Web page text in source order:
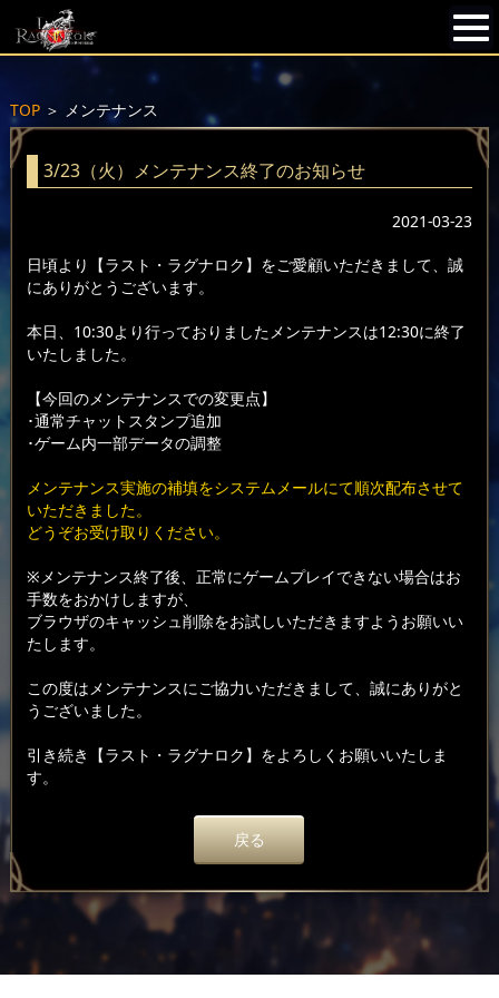
TOP＞ メンテナンス
3/23（火）メンテナンス終了のお知らせ
2021-03-23
日頃より【ラスト・ラグナロク】をご愛顧いただきまして、誠
にありがとうございます。
本日、10:30より行っておりましたメンテナンスは12:30に終了
いたしました。
【今回のメンテナンスでの変更点】
･通常チャットスタンプ追加
･ゲーム内一部データの調整
メンテナンス実施の補填をシステムメールにて順次配布させて
いただきました。
どうぞお受け取りください。
※メンテナンス終了後、正常にゲームプレイできない場合はお
手数をおかけしますが、
ブラウザのキャッシュ削除をお試しいただきますようお願いい
たします。
この度はメンテナンスにご協力いただきまして、誠にありがと
うございました。
引き続き【ラスト・ラグナロク】をよろしくお願いいたしま
す。
戻る